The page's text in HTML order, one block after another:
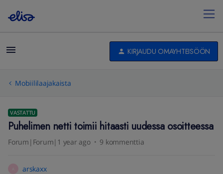
KIRJAUDU OMAYHTEISÖÖN
Mobiililaajakaista
VASTATTU
Puhelimen netti toimii hitaasti uudessa osoitteessa
Forum|Forum|1 year ago 9 kommenttia
arskaxx